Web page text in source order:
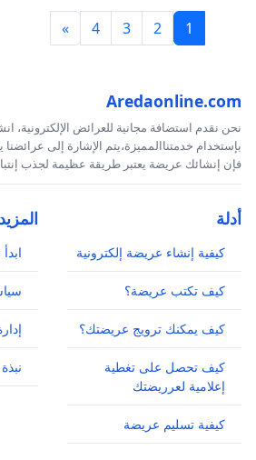
1
2
3
4
»
Aredaonline.com
نحن نقدم استضافة مجانية للعرائض الإلكترونية،
بإستخدام خدمتناالمميزة،يتم الإشارة إلى عرائضنا
فإن إنشائك عريضة يعتبر طريقة عظيمة لجذب
أدلة
كيفية إنشاء عريضة إلكترونية
كيف تكتب عريضة؟
كيف يمكنك ترويج عريضتك؟
كيف تحصل على تغطية
إعلامية لعرريضتك
كيفية تسليم عريضة
المزيد